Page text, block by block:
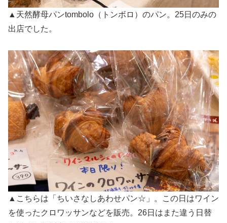
▲天然酵母パンtombolo（トンボロ）のパン。25日のみの
出店でした。
▲こちらは「ちいさなしあわせパン☆」。この日はワイン
を使ったクロワッサンなどを販売。26日はまた違う日替